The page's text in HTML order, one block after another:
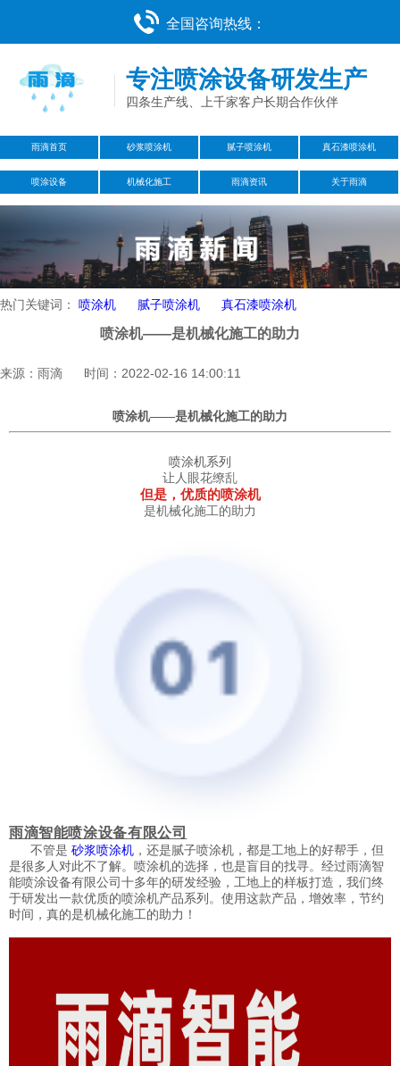
全国咨询热线：
专注喷涂设备研发生产
四条生产线、上千家客户长期合作伙伴
雨滴首页 砂浆喷涂机 腻子喷涂机 真石漆喷涂机
喷涂设备 机械化施工 雨滴资讯 关于雨滴
热门关键词： 喷涂机 腻子喷涂机 真石漆喷涂机
​喷涂机——是机械化施工的助力
来源：雨滴 时间：2022-02-16 14:00:11
喷涂机——是机械化施工的助力
喷涂机系列
让人眼花缭乱
但是，优质的喷涂机
是机械化施工的助力
雨滴智能喷涂设备有限公司
不管是 砂浆喷涂机 ，还是腻子喷涂机，都是工地上的好帮手，但
是很多人对此不了解。喷涂机的选择，也是盲目的找寻。经过雨滴智
能喷涂设备有限公司十多年的研发经验，工地上的样板打造，我们终
于研发出一款优质的喷涂机产品系列。使用这款产品，增效率，节约
时间，真的是机械化施工的助力！